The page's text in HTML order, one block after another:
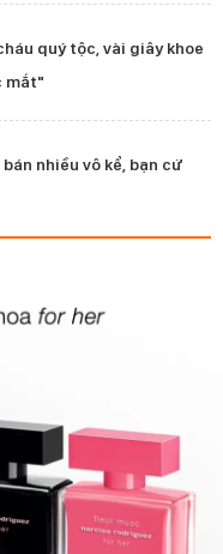
quý tộc, vài giây khoe
mắt"
nhiều vô kể, bạn cứ